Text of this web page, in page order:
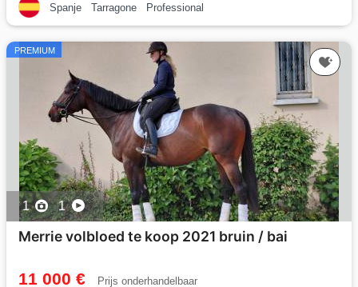
Spanje Tarragone Professional
PREMIUM
1 1
Merrie volbloed te koop 2021 bruin / bai
11 000 € Prijs onderhandelbaar